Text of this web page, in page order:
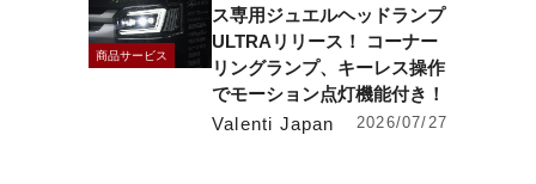
商品サービス
ス専用ジュエルヘッドランプ
ULTRAリリース！ コーナー
リングランプ、キーレス操作
でモーション点灯機能付き！
Valenti Japan
2026/07/27